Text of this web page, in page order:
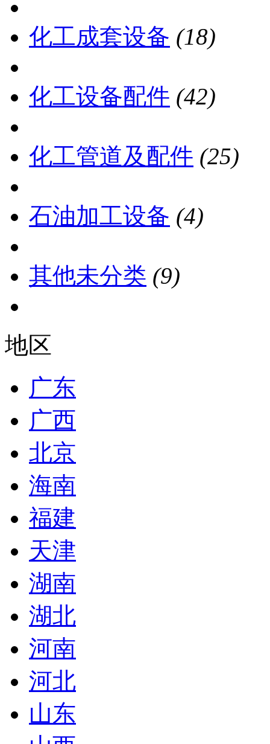
化工成套设备 (18)
化工设备配件 (42)
化工管道及配件 (25)
石油加工设备 (4)
其他未分类 (9)
地区
广东
广西
北京
海南
福建
天津
湖南
湖北
河南
河北
山东